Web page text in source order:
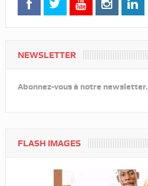
NEWSLETTER
Abonnez-vous à notre newsletter.
FLASH IMAGES